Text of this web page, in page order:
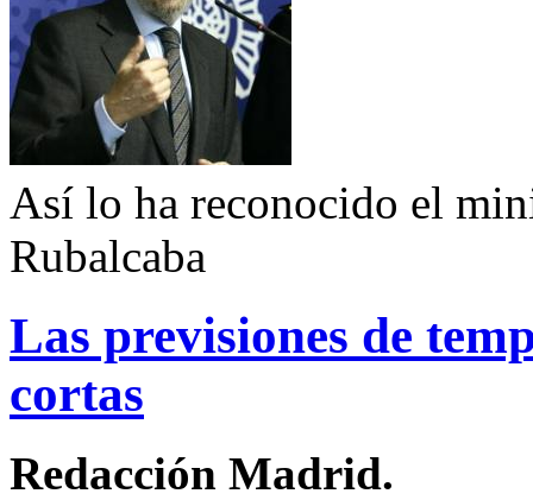
Así lo ha reconocido el
Rubalcaba
Las previsiones de
cortas
Redacción Madrid.